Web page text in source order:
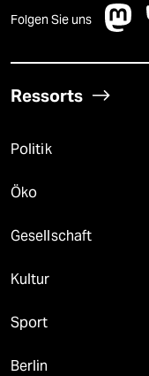
Folgen Sie uns
Ressorts
Politik
Öko
Gesellschaft
Kultur
Sport
Berlin